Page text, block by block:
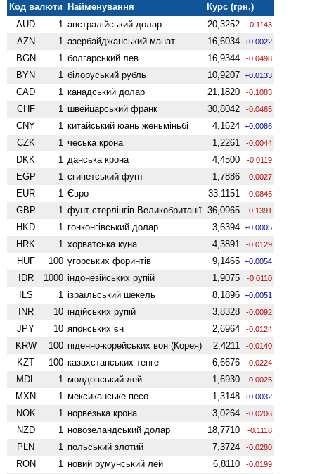
Код валюти Найменування
Курс (грн.)
AUD
1 австралійський долар 20,3252 -0.1143
AZN 1 азербайджанський манат 16,6034 +0.0022
BGN 1 болгарський лев 16,9344 -0.0498
BYN 1 білоруський рубль 10,9207 +0.0133
CAD 1 канадський долар 21,1820 -0.1083
CHF 1 швейцарський франк 30,8042 -0.0465
CNY 1 китайський юань женьмiньбi 4,1624 +0.0086
CZK 1 чеська крона 1,2261 -0.0044
DKK 1 данська крона 4,4500 -0.0119
EGP 1 єгипетський фунт 1,7886 -0.0027
EUR 1 Євро 33,1151 -0.0845
GBP 1 фунт стерлінгів Велико­британії 36,0965 -0.1391
HKD 1 гонконгівський долар 3,6394 +0.0005
HRK 1 хорватська куна 4,3891 -0.0129
HUF 100 угорських форинтів 9,1465 +0.0054
IDR 1000 індонезійських рупій 1,9075 -0.0110
ILS 1 ізраїльський шекель 8,1896 +0.0051
INR 10 індійських рупій 3,8328 -0.0092
JPY 10 японських єн 2,6964 -0.0124
KRW 100 піденно-корейських вон (Корея) 2,4211 -0.0140
KZT 100 казахстанських тенге 6,6676 -0.0224
MDL 1 молдовський лей 1,6930 -0.0025
MXN 1 мексиканське песо 1,3148 +0.0032
NOK 1 норвезька крона 3,0264 -0.0206
NZD 1 ново­зеландський долар 18,7710 -0.1118
PLN 1 польський злотий 7,3724 -0.0280
RON 1 новий румунський лей 6,8110 -0.0199